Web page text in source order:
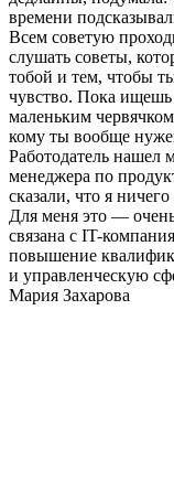
времени
Всем советую
слушать советы,
тобой и тем, чтобы
чувство. Пока ищешь
маленьким
кому ты вообще
Работодатель нашел
менеджера по
сказали, что я
Для меня это —
связана с IT-
повышение
и управленческую
Мария Захарова